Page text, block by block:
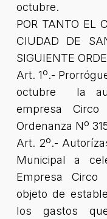
octubre.
POR TANTO EL
CIUDAD DE
SIGUIENTE
Art. 1º.-
octubre la
empresa Circo
Ordenanza Nº
Art. 2º.-
Municipal a
Empresa
objeto de
los gastos